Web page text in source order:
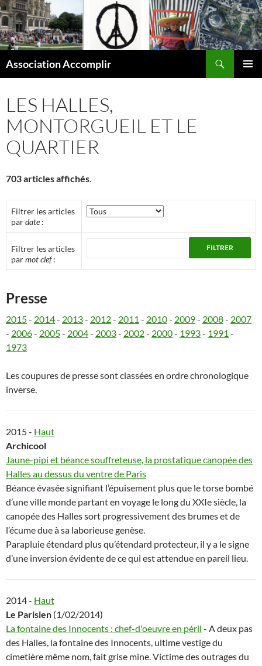
Aller
au
contenu
Association Accomplir
LES HALLES,
MONTORGUEIL ET LE
QUARTIER
703articles affichés.
Filtrer les articles
pardate:
Filtrer les articles
parmot clef:
Presse
2015- 2014- 2013- 2012- 2011 - 2010- 2009- 2008- 2007
- 2006- 2005- 2004- 2003- 2002- 2000- 1993- 1991 -
1973
Les coupures de presse sont classées en ordre chronologique
inverse.
2015 - Haut
Archicool
Jaune-pipi et béance souffreteuse, la prostatique canopée des
Halles au dessus du ventre de Paris
Béance évasée signifiant l’épuisement plus que le torse bombé
d’une ville monde partant en voyage le long du XXIe siècle, la
canopée des Halles sort progressivement des brumes et de
l’écume due à sa laborieuse genèse.
Parapluie étendard plus qu’étendard protecteur, il y a le signe
d’une inversion évidente de ce qui est attendue en pareil lieu.
2014 - Haut
Le Parisien (1/02/2014)
La fontaine des Innocents : chef-d'oeuvre en péril - A deux pas
des Halles, la fontaine des Innocents, ultime vestige du
cimetière même nom, fait grise mine. Victime des outrages du